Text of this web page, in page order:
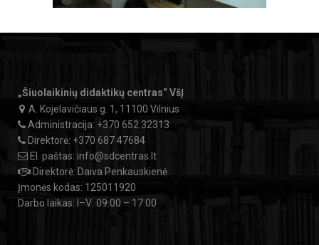
„Šiuolaikinių didaktikų centras“ VšĮ
A. Kojelavičiaus g. 1, 11100 Vilnius
Administracija: +370 652 32313
Direktorė: +370 687 47684
El. paštas: info@sdcentras.lt
Direktorė: Daiva Penkauskienė
Įmonės kodas: 125011920
Darbo laikas: I–V: 09:00 – 17:00